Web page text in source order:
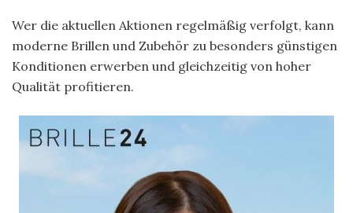
Wer die aktuellen Aktionen regelmäßig verfolgt, kann
moderne Brillen und Zubehör zu besonders günstigen
Konditionen erwerben und gleichzeitig von hoher
Qualität profitieren.